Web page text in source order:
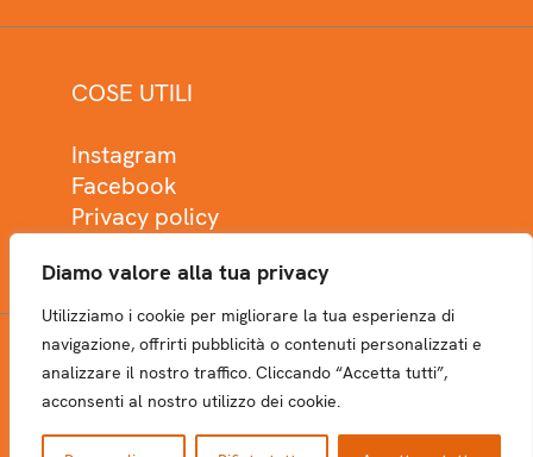
Diamo valore alla tua privacy
Utilizziamo i cookie per migliorare la tua esperienza di
navigazione, offrirti pubblicità o contenuti personalizzati e
analizzare il nostro traffico. Cliccando “Accetta tutti”,
acconsenti al nostro utilizzo dei cookie.
COSE UTILI
Instagram
Facebook
Privacy policy
NEWSLETTER